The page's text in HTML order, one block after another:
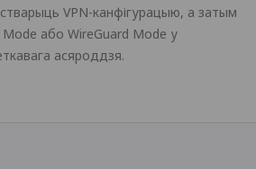
VPN-канфігурацыю, а затым
або WireGuard Mode у
асяроддзя.